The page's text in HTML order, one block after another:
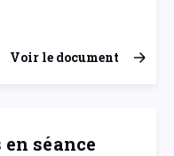
Voir le document
séance